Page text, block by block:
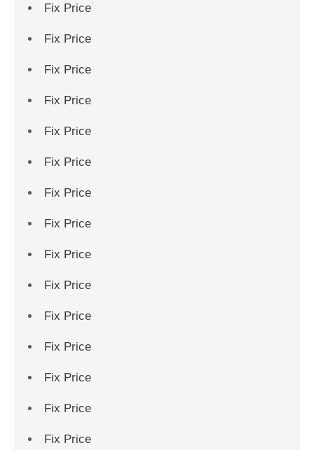
Fix Price
Fix Price
Fix Price
Fix Price
Fix Price
Fix Price
Fix Price
Fix Price
Fix Price
Fix Price
Fix Price
Fix Price
Fix Price
Fix Price
Fix Price